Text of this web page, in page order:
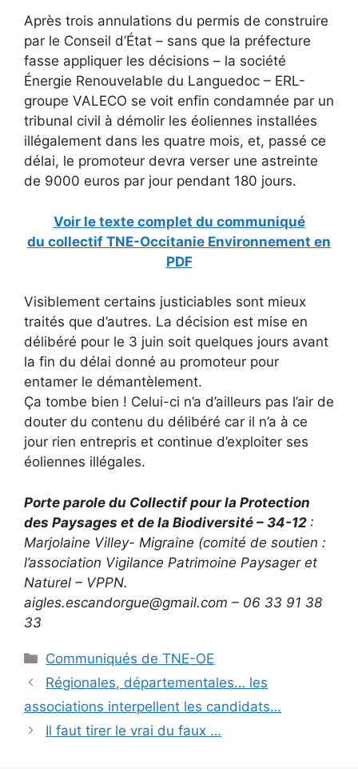
Après trois annulations du permis de construire
par le Conseil d’État – sans que la préfecture
fasse appliquer les décisions – la société
Énergie Renouvelable du Languedoc – ERL-
groupe VALECO se voit enfin condamnée par un
tribunal civil à démolir les éoliennes installées
illégalement dans les quatre mois, et, passé ce
délai, le promoteur devra verser une astreinte
de 9000 euros par jour pendant 180 jours.
Voir le texte complet du communiqué
du collectif TNE-Occitanie Environnement en
PDF
Visiblement certains justiciables sont mieux
traités que d’autres. La décision est mise en
délibéré pour le 3 juin soit quelques jours avant
la fin du délai donné au promoteur pour
entamer le démantèlement.
Ça tombe bien ! Celui-ci n’a d’ailleurs pas l’air de
douter du contenu du délibéré car il n’a à ce
jour rien entrepris et continue d’exploiter ses
éoliennes illégales.
Porte parole du Collectif pour la Protection
des Paysages et de la Biodiversité – 34-12 :
Marjolaine Villey- Migraine (comité de soutien :
l’association Vigilance Patrimoine Paysager et
Naturel – VPPN.
aigles.escandorgue@gmail.com – 06 33 91 38
33
Catégories
Communiqués de TNE-OE
Régionales, départementales… les
associations interpellent les candidats…
Il faut tirer le vrai du faux …